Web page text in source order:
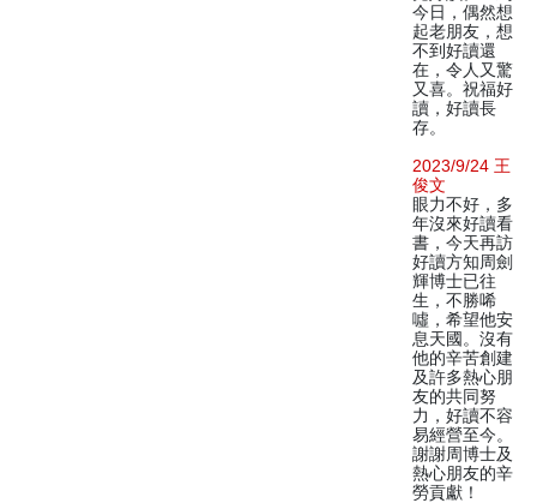
今日，偶然想
起老朋友，想
不到好讀還
在，令人又驚
又喜。祝福好
讀，好讀長
存。
2023/9/24 王
俊文
眼力不好，多
年沒來好讀看
書，今天再訪
好讀方知周劍
輝博士已往
生，不勝唏
噓，希望他安
息天國。沒有
他的辛苦創建
及許多熱心朋
友的共同努
力，好讀不容
易經營至今。
謝謝周博士及
熱心朋友的辛
勞貢獻！